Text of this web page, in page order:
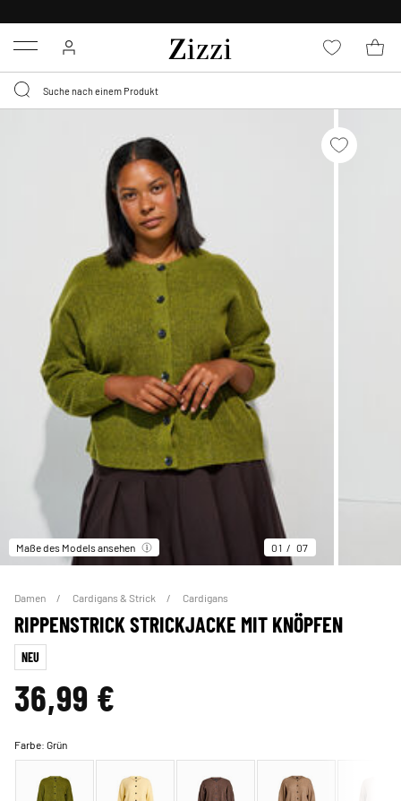
Menu
Maße des Models ansehen 01 07
Damen Cardigans & Strick Cardigans
RIPPENSTRICK STRICKJACKE MIT KNÖPFEN
NEU
36,99 €
Farbe:Grün